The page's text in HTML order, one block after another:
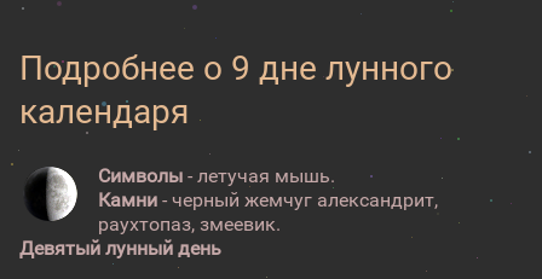
Подробнее о 9 дне лунного
календаря
Символы - летучая мышь.
Камни - черный жемчуг александрит,
раухтопаз, змеевик.
Девятый лунный день